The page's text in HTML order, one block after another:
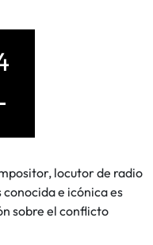
locutor de radio
e icónica es
sobre el conflicto